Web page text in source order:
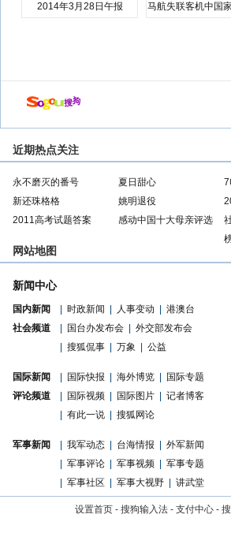
2014年3月28日午报
马航失联客机中国
近期热点关注
永不磨灭的番号 夏日甜心 7
新还珠格格
姚明退役
2011高考试题答案
感动中国十大母亲评选
网站地图
新闻中心
国内新闻 时政新闻 人事变动
港澳台
国台办发布会 外交部发布会
社会频道
搜狐侃事 万象 公益
国际新闻 国际快报 海外博览
国际专题
国际视频 国际图片 记者博客
评论频道
有此一说 搜狐网论
军事新闻 我军动态 台海情报
外军新闻
军事评论 军事视频
军事专题
军事社区 军事大视野 讲武堂
设置首页 - 搜狗输入法 - 支付中心 -